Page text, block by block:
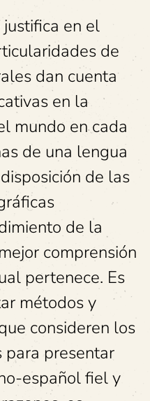
en el
de
dan cuenta
en la
mundo en cada
de una lengua
de las
de la
comprensión
pertenece. Es
métodos y
consideren los
presentar
español fiel y